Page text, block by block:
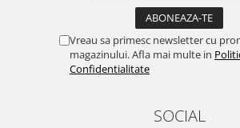
Vreau sa primesc newsletter cu
magazinului. Afla mai multe in
Confidentialitate
SOCIAL